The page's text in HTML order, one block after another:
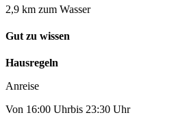
2,9 km zum Wasser
Gut zu wissen
Hausregeln
Anreise
Von 16:00 Uhrbis 23:30 Uhr